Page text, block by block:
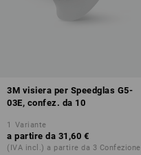
3M visiera per Speedglas G5-
03E, confez. da 10
1 Variante
a partire da 31,60 €
(IVA incl.) a partire da 3 Confezione